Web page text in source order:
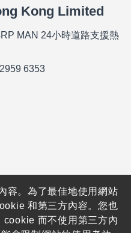
Kong Limited
MAN 24小時道路支援熱
6353
容。為了最佳地使用網站
和第三方內容。您也
cookie 而不使用第三方內